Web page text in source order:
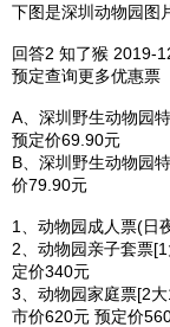
下图是深圳动物园图
回答2 知了猴 2019-
预定查询更多优惠票
A、深圳野生动物园
预定价69.90元
B、深圳野生动物园
价79.90元
1、动物园成人票(日
2、动物园亲子套票
定价340元
3、动物园家庭票[2
市价620元 预定价